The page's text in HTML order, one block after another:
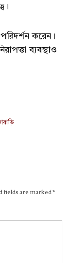
করেন।
ব্যবস্থাও
fields are marked*